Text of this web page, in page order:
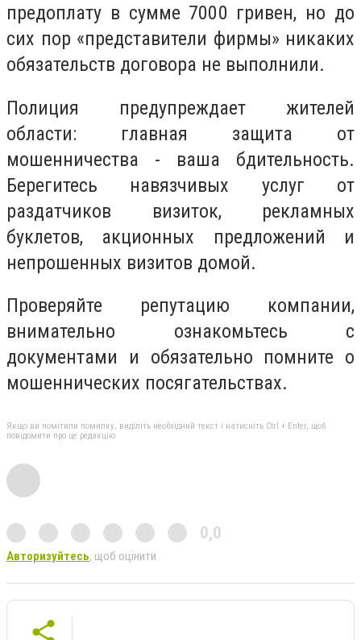
предоплату в сумме 7000 гривен, но до
сих пор «представители фирмы» никаких
обязательств договора не выполнили.
Полиция предупреждает жителей
области: главная защита от
мошенничества - ваша бдительность.
Берегитесь навязчивых услуг от
раздатчиков визиток, рекламных
буклетов, акционных предложений и
непрошенных визитов домой.
Проверяйте репутацию компании,
внимательно ознакомьтесь с
документами и обязательно помните о
мошеннических посягательствах.
Якщо ви помітили помилку, виділіть необхідний текст і натисніть Ctrl + Enter, щоб
повідомити про це редакцію
0,0
Авторизуйтесь, щоб оцінити